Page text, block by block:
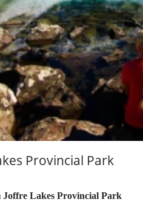
Provincial Park
Joffre Lakes Provincial Park